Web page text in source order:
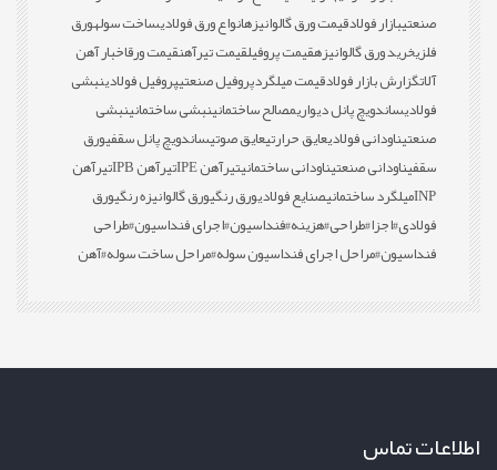
صنعتیبازار فولادقیمت ورق گالوانیزهانواع ورق فولادیساخت سولهورق
فلزیخرید ورق گالوانیزهقیمت پروفیلقیمت تیرآهنقیمت ورقاخبار آهن
آلاتگزارش بازار فولادقیمت میلگردپروفیل صنعتیپروفیل فولادینبشی
فولادیساندویچ پانل دیواریمصالح ساختمانینبشی ساختمانینبشی
صنعتیناودانی فولادیعایق حرارتیعایق صوتیساندویچ پانل سقفیورق
سقفیناودانی صنعتیناودانی ساختمانیتیرآهن IPE تیرآهن IPB
تیرآهن
INPمیلگرد ساختمانیصنایع فولادیورق رنگیورق گالوانیزه رنگیورق
فولادی#اجزا#طراحی#هزینه#فنداسیون#اجرای فنداسیون#طراحی
فنداسیون#مراحل اجرای فنداسیون سوله#مراحل ساخت سوله#آهن
اطلاعات تماس